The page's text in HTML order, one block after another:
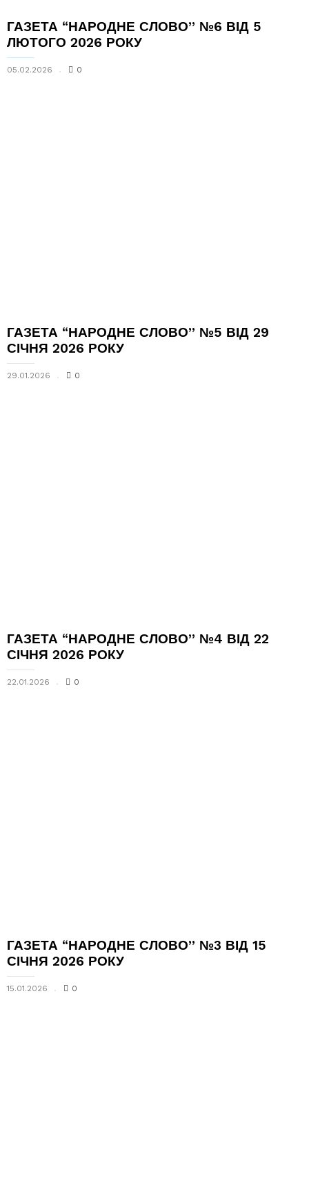
ГАЗЕТА “НАРОДНЕ СЛОВО” №6 ВІД 5
ЛЮТОГО 2026 РОКУ
05.02.2026 0
ГАЗЕТА “НАРОДНЕ СЛОВО” №5 ВІД 29
СІЧНЯ 2026 РОКУ
29.01.2026 0
ГАЗЕТА “НАРОДНЕ СЛОВО” №4 ВІД 22
СІЧНЯ 2026 РОКУ
22.01.2026 0
ГАЗЕТА “НАРОДНЕ СЛОВО” №3 ВІД 15
СІЧНЯ 2026 РОКУ
15.01.2026 0